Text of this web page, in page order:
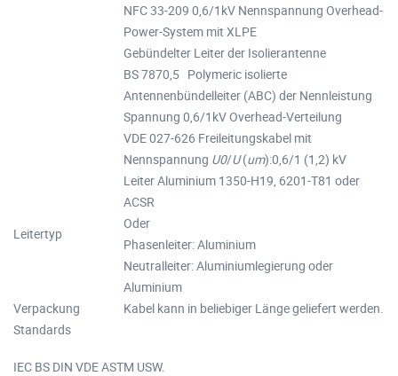
NFC 33-209 0,6/1kV Nennspannung Overhead-
Power-System mit XLPE
Gebündelter Leiter der Isolierantenne
BS 7870,5 Polymeric isolierte
Antennenbündelleiter (ABC) der Nennleistung
Spannung 0,6/1kV Overhead-Verteilung
VDE 027-626 Freileitungskabel mit
Nennspannung U0/U(um):0,6/1 (1,2) kV
Leitertyp
Leiter Aluminium 1350-H19, 6201-T81 oder
ACSR
Oder
Phasenleiter: Aluminium
Neutralleiter: Aluminiumlegierung oder
Aluminium
Verpackung
Kabel kann in beliebiger Länge geliefert werden.
Standards
IEC BS DIN VDE ASTM USW.